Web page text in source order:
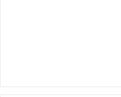
Audisat K10 Urus